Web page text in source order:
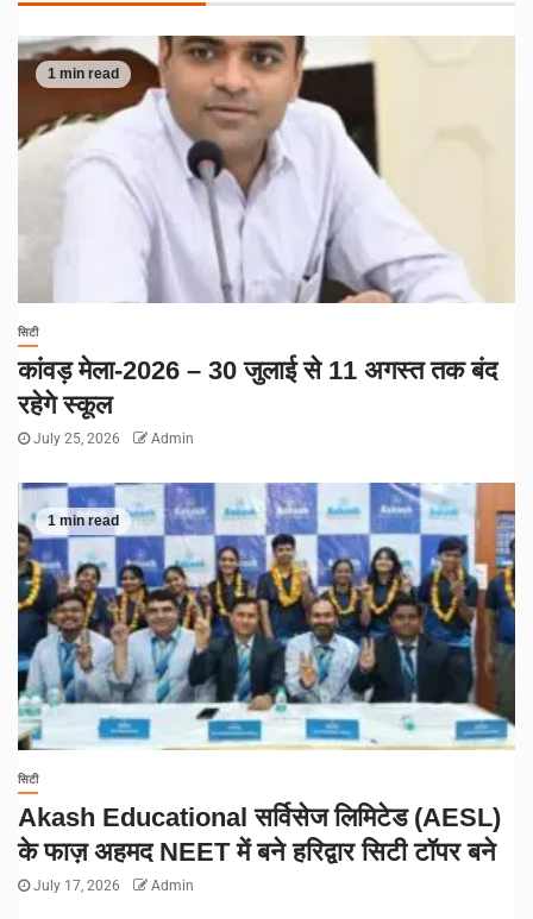
1 min read
सिटी
कांवड़ मेला-2026 – 30 जुलाई से 11 अगस्त तक बंद
रहेगे स्कूल
July 25, 2026 Admin
1 min read
सिटी
Akash Educational सर्विसेज लिमिटेड (AESL)
के फाज़ अहमद NEET में बने हरिद्वार सिटी टॉपर बने
July 17, 2026 Admin